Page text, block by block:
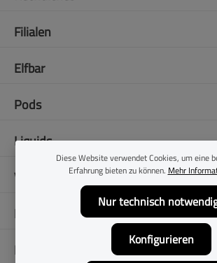
Filialen
Elfbar
Pods
Liquids
Vapes
E-Zigaretten
Folge uns
Diese Website verwendet Cookies, um eine
Erfahrung bieten zu können. Mehr
Nur technisch
Konfigurieren